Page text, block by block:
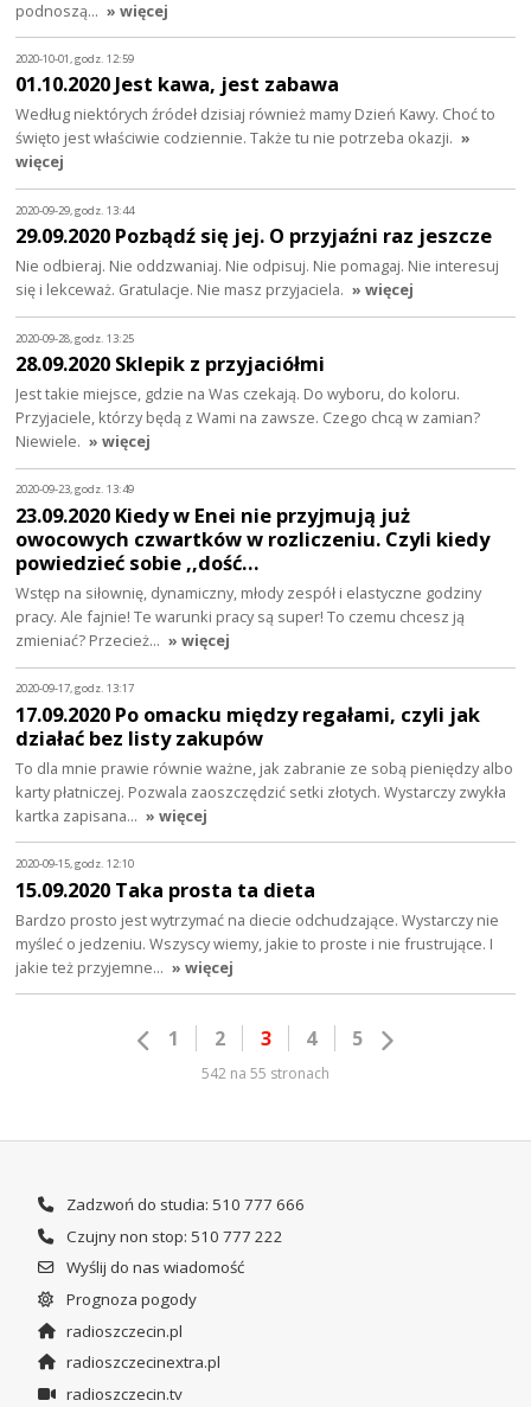
podnoszą… » więcej
2020-10-01, godz. 12:59
01.10.2020 Jest kawa, jest zabawa
Według niektórych źródeł dzisiaj również mamy Dzień Kawy. Choć to
święto jest właściwie codziennie. Także tu nie potrzeba okazji. »
więcej
2020-09-29, godz. 13:44
29.09.2020 Pozbądź się jej. O przyjaźni raz jeszcze
Nie odbieraj. Nie oddzwaniaj. Nie odpisuj. Nie pomagaj. Nie interesuj
się i lekceważ. Gratulacje. Nie masz przyjaciela. » więcej
2020-09-28, godz. 13:25
28.09.2020 Sklepik z przyjaciółmi
Jest takie miejsce, gdzie na Was czekają. Do wyboru, do koloru.
Przyjaciele, którzy będą z Wami na zawsze. Czego chcą w zamian?
Niewiele. » więcej
2020-09-23, godz. 13:49
23.09.2020 Kiedy w Enei nie przyjmują już
owocowych czwartków w rozliczeniu. Czyli kiedy
powiedzieć sobie ,,dość…
Wstęp na siłownię, dynamiczny, młody zespół i elastyczne godziny
pracy. Ale fajnie! Te warunki pracy są super! To czemu chcesz ją
zmieniać? Przecież… » więcej
2020-09-17, godz. 13:17
17.09.2020 Po omacku między regałami, czyli jak
działać bez listy zakupów
To dla mnie prawie równie ważne, jak zabranie ze sobą pieniędzy albo
karty płatniczej. Pozwala zaoszczędzić setki złotych. Wystarczy zwykła
kartka zapisana… » więcej
2020-09-15, godz. 12:10
15.09.2020 Taka prosta ta dieta
Bardzo prosto jest wytrzymać na diecie odchudzające. Wystarczy nie
myśleć o jedzeniu. Wszyscy wiemy, jakie to proste i nie frustrujące. I
jakie też przyjemne… » więcej
1 2 3 4 5
542 na 55 stronach
Zadzwoń do studia: 510 777 666
Czujny non stop: 510 777 222
Wyślij do nas wiadomość
Prognoza pogody
radioszczecin.pl
radioszczecinextra.pl
radioszczecin.tv